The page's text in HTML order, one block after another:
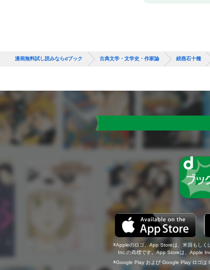
漫画無料試し読みならdブック 古典文学・文学史・作家論 続燕石十種
Appleのロゴ、App Storeは、米国もしく
Inc.の商標です。App Storeは、Apple
Google Play および Google Play ロゴは